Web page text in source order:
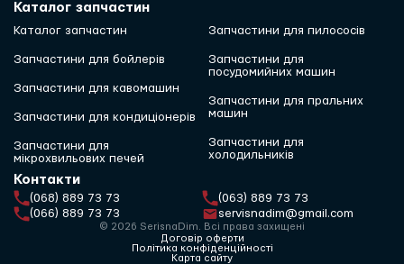
Каталог запчастин
Каталог запчастин
Запчастини для бойлерів
Запчастини для кавомашин
Запчастини для кондиціонерів
Запчастини для
мікрохвильових печей
Запчастини для пилососів
Запчастини для
посудомийних машин
Запчастини для пральних
машин
Запчастини для
холодильників
Контакти
(068) 889 73 73
(063) 889 73 73
(066) 889 73 73
servisnadim@gmail.com
© 2026 SerisnaDim. Всі права захищені
Договір оферти
Політика конфіденційності
Карта сайту